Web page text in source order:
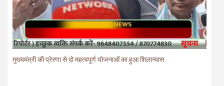
मुख्यमंत्री की प्रेरणा से दो महत्वपूर्ण योजनाओं का हुआ शिलान्यास